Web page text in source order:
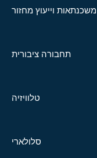
משכנתאות וייעוץ מחזור
תחבורה ציבורית
טלוויזיה
סלולארי